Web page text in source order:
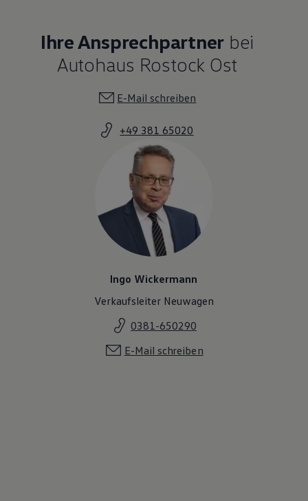
Ihre Ansprechpartner bei
Autohaus Rostock Ost
E-Mail schreiben
+49 381 65020
Ingo Wickermann
Verkaufsleiter Neuwagen
0381-650290
E-Mail schreiben